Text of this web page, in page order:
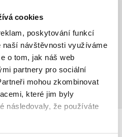
cookies
poskytování funkcí
návštěvnosti využíváme
o tom, jak náš web
partnery pro sociální
mohou zkombinovat
které jim byly
následovaly, že používáte
pouze registrovaní uživatelé